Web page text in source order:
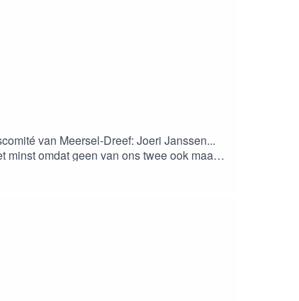
van Meersel-Dreef: Joeri Janssen...
omdat geen van ons twee ook maar
hoe het er daar aan toe gaat!